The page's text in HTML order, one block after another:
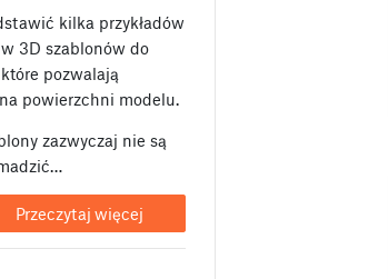
kilka przykładów
3D szablonów do
pozwalają
powierzchni modelu.
zazwyczaj nie są
Przeczytaj więcej